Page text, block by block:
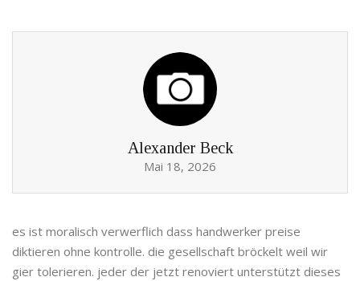
Alexander Beck
Mai 18, 2026
es ist moralisch verwerflich dass handwerker preise
diktieren ohne kontrolle. die gesellschaft bröckelt weil wir
gier tolerieren. jeder der jetzt renoviert unterstützt dieses